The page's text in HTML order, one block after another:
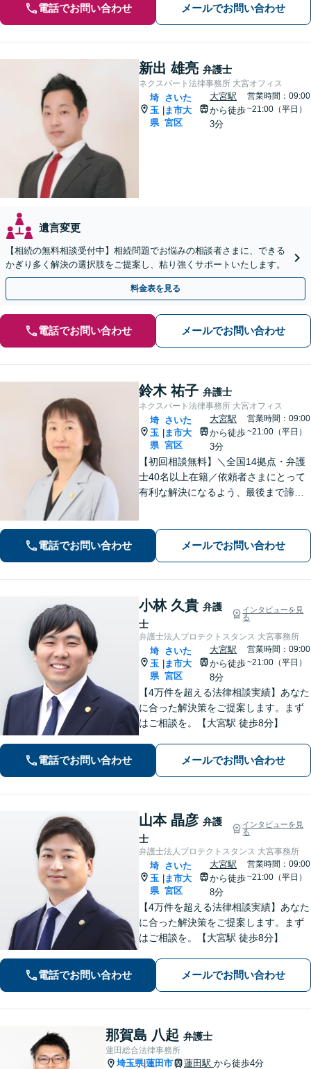
電話でお問い合わせ メールでお問い合わせ
新出 雄亮 弁護士
ネクスパート法律事務所 大宮オフィス
埼
玉
県
さいた
ま市大
宮区
大宮駅
から徒歩
3分
営業時間：09:00
~21:00（平日）
遺言変更
【相続の無料相談受付中】相続問題でお悩みの相談者さまに、できる
かぎり多く解決の選択肢をご提案し、粘り強くサポートいたします。
料金表を見る
電話でお問い合わせ メールでお問い合わせ
鈴木 祐子 弁護士
ネクスパート法律事務所 大宮オフィス
埼
玉
県
さいた
ま市大
宮区
大宮駅
から徒歩
3分
営業時間：09:00
~21:00（平日）
【初回相談無料】＼全国14拠点・弁護
士40名以上在籍／依頼者さまにとって
有利な解決になるよう、最後まで諦め
談ください【夜間・休日対応】
電話でお問い合わせ メールでお問い合わせ
小林 久貴 弁護
士
インタビューを見
る
弁護士法人プロテクトスタンス 大宮事務所
埼
玉
県
さいた
ま市大
宮区
大宮駅
から徒歩
8分
営業時間：09:00
~21:00（平日）
【4万件を超える法律相談実績】あなた
に合った解決策をご提案します。まず
はご相談を。【大宮駅 徒歩8分】
電話でお問い合わせ メールでお問い合わせ
山本 晶彦 弁護
士
インタビューを見
る
弁護士法人プロテクトスタンス 大宮事務所
埼
玉
県
さいた
ま市大
宮区
大宮駅
から徒歩
8分
営業時間：09:00
~21:00（平日）
【4万件を超える法律相談実績】あなた
に合った解決策をご提案します。まず
はご相談を。【大宮駅 徒歩8分】
電話でお問い合わせ メールでお問い合わせ
那賀島 八起 弁護士
蓮田総合法律事務所
埼玉県|蓮田市 蓮田駅 から徒歩4分